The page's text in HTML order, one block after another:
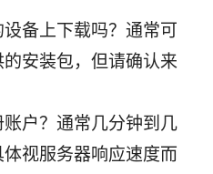
备上下载吗？通常可
安装包，但请确认来
户？通常几分钟到几
视服务器响应速度而